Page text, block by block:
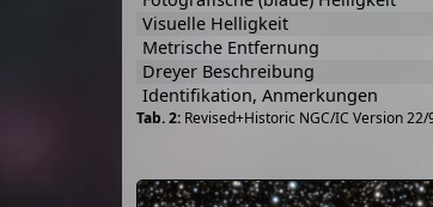
Revised+Historic NGC/IC Version
Visuelle Helligkeit
Metrische Entfernung
Dreyer Beschreibung
Identifikation, Anmerkungen